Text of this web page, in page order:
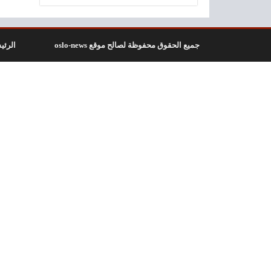
جميع الحقوق محفوظة لصالح موقع oslo-news